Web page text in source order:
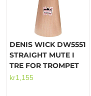
DENIS WICK DW5551
STRAIGHT MUTE I
TRE FOR TROMPET
kr1,155